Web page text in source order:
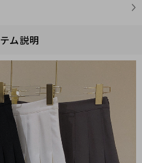
ム説明